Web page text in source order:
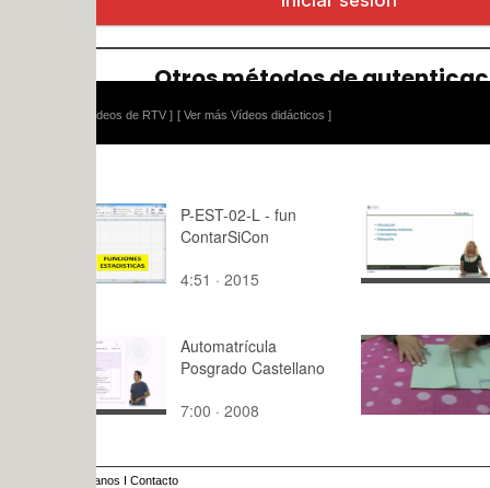
[ Ver más Vídeos didácticos ]
P-EST-02-L - fun
4:51 · 2015
Derecho
6:35 · 2020
Automatrícula
Posgrado Castellano
7:00 · 2008
Plegado
formato A3
2:39 · 2014